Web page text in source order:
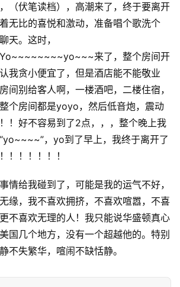
（伏笔读档），高潮来了，终于要离开
无比的喜悦和激动，准备唱个歌洗个
天。这时，
来了，整个房间开
我贪小便宜了，但是酒店能不能敬业
间别给客人啊，一楼酒吧，二楼住宿，
个房间都是yoyo，然后低音炮，震动
！好不容易到了2点，，，整个晚上我
，yo到了早上，我终于离开了
！！！！！！
情给我碰到了，可能是我的运气不好，
缘，我不喜欢拥挤，不喜欢喧嚣，不喜
不喜欢无理的人！我只能说华盛顿真心
国几个地方，没有一个超越他的。特别
不失繁华，喧闹不缺恬静。